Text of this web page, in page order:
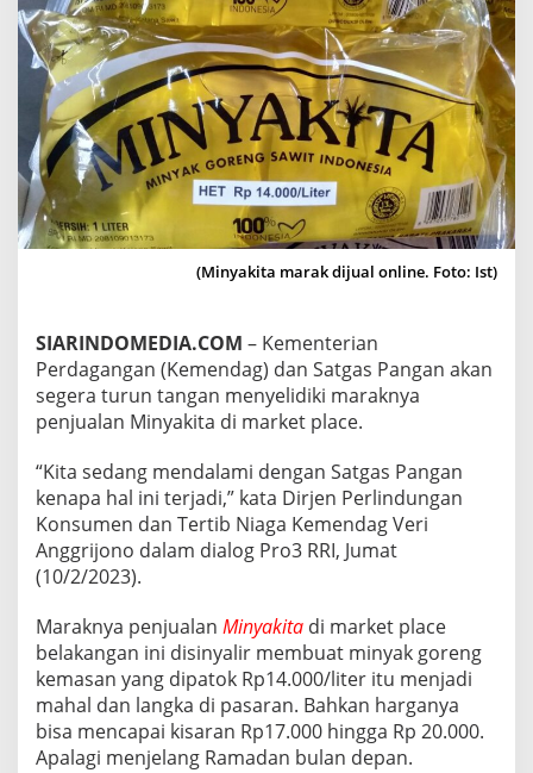
K
D
I
J
U
A
L
D
I
M
A
R
K
L
A
C
E
K
E
M
E
N
-
S
A
G
A
S
(Minyakita marak dijual online. Foto: Ist)
SIARINDOMEDIA.COM – Kementerian
Perdagangan (Kemendag) dan Satgas Pangan akan
segera turun tangan menyelidiki maraknya
penjualan Minyakita di market place.
“Kita sedang mendalami dengan Satgas Pangan
kenapa hal ini terjadi,” kata Dirjen Perlindungan
Konsumen dan Tertib Niaga Kemendag Veri
Anggrijono dalam dialog Pro3 RRI, Jumat
(10/2/2023).
Maraknya penjualan Minyakita di market place
belakangan ini disinyalir membuat minyak goreng
kemasan yang dipatok Rp14.000/liter itu menjadi
mahal dan langka di pasaran. Bahkan harganya
bisa mencapai kisaran Rp17.000 hingga Rp 20.000.
Apalagi menjelang Ramadan bulan depan.